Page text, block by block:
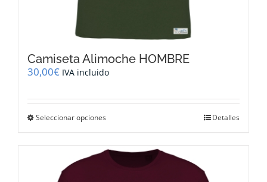
Camiseta Alimoche HOMBRE
30,00€ IVA incluido
Seleccionar opciones
múltiples
variantes.
Detalles